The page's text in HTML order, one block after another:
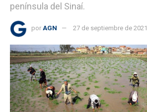
península del Sinaí.
por AGN 27 de septiembre de 2021